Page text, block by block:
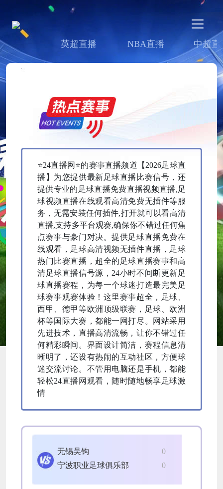
英超直播 NBA直播 中超直
⭐️24直播网⭐️的赛事直播频道【2026足球直
播】为您提供最新足球直播比赛信号，还
提供专业的足球直播免费直播视频直播,足
球视频直播在线观看高清免费无插件等服
务，无需安装任何插件,打开就可以看高清
直播,支持多平台观赛,确保你不错过任何焦
点赛事与豪门对决。提供足球直播免费在
线观看，足球高清视频无插件直播，足球
热门比赛直播，超全的足球直播赛事和高
清足球直播信号源，24小时不间断更新足
球直播赛程，为每一个球迷打造最完美足
球赛事观赛体验！这里赛事超全，足球、
西甲、德甲等欧洲顶级联赛，足球、欧洲
杯等国际大赛，都能一网打尽。网站采用
先进技术，直播高清流畅，让你不错过任
何精彩瞬间。界面设计简洁，赛程信息清
晰明了，还设有热闹的互动社区，方便球
迷交流讨论。不管用电脑还是手机，都能
轻松24直播网观看，随时随地畅享足球激
情
0
无锡吴钩
0
宁波职业足球俱乐部